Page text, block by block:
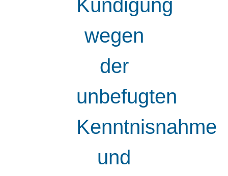
Kündigung
wegen
der
unbefugten
Kenntnisnahme
und